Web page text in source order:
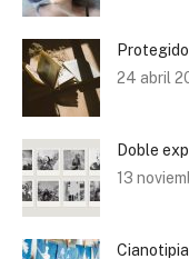
24 abril
Doble
13
Cianotipia